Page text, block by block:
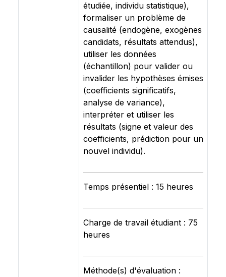
étudiée, individu statistique),
formaliser un problème de
causalité (endogène, exogènes
candidats, résultats attendus),
utiliser les données
(échantillon) pour valider ou
invalider les hypothèses émises
(coefficients significatifs,
analyse de variance),
interpréter et utiliser les
résultats (signe et valeur des
coefficients, prédiction pour un
nouvel individu).
Temps présentiel : 15 heures
Charge de travail étudiant : 75
heures
Méthode(s) d'évaluation :